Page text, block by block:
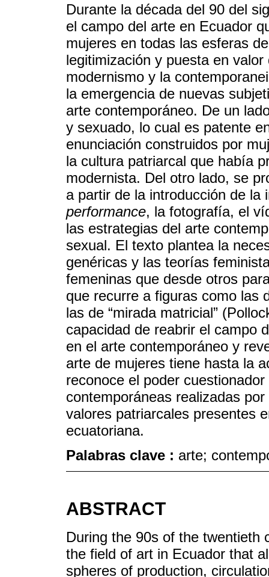
Durante la década del 90 del
el campo del arte en Ecuador
mujeres en todas las esferas
legitimización y puesta en
modernismo y la
la emergencia de nuevas
arte contemporáneo. De un
y sexuado, lo cual es patente
enunciación construidos por
la cultura patriarcal que había
modernista. Del otro lado, se
a partir de la introducción de la
performance, la fotografía, el
las estrategias del arte
sexual. El texto plantea la
genéricas y las teorías
femeninas que desde otros
que recurre a figuras como las
las de “mirada matricial”
capacidad de reabrir el campo
en el arte contemporáneo y
arte de mujeres tiene hasta la
reconoce el poder
contemporáneas realizadas
valores patriarcales presentes
ecuatoriana.
Palabras clave : arte;
ABSTRACT
During the 90s of the twentieth
the field of art in Ecuador that
spheres of production,